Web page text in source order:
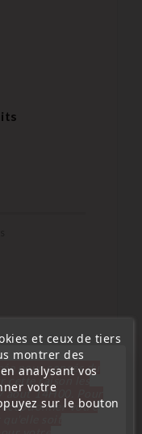
et ceux de tiers
montrer des
analysant vos
votre
sur le bouton
pour congés du
cette raison les
aout 14H00. Pour
votre
soit